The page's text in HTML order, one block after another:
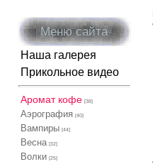
Меню сайта
Наша галерея
Прикольное видео
Аромат кофе [38]
Аэрография [40]
Вампиры [44]
Весна [32]
Волки [25]